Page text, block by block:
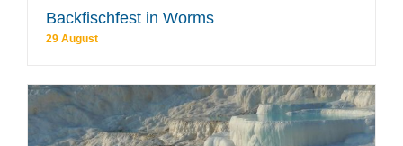
Backfischfest in Worms
29 August